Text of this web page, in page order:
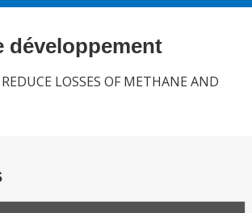
développement
LOSSES OF METHANE AND